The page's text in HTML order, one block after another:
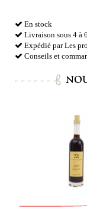
En stock
Livraison sous 4 à
Expédié par Les
Conseils et